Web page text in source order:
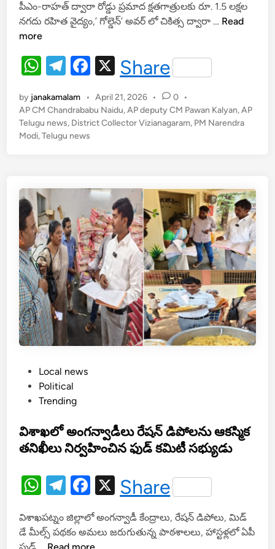
at
s
A
p
p
e
gr
a
m
c
e
b
o
o
k
పీఎం-రాహత్ ద్వారా రోడ్డు ప్రమాద క్షతగాత్రులకు రూ. 1.5 లక్షల
నగదు రహిత వైద్యం,’ గోల్డెన్’ అవర్ లో చికిత్స ద్వారా … రో
త
గా
.
ఎం
-
రా
హ
త్
ప
ధ
కం
రూ
.
ల
న
త
వై
Read
more
W
at
s
A
p
T
e
gr
a
F
c
e
o
k
X
Share
by janakamalam • April 21, 2026 • 0 •
AP CM Chandrababu Naidu,AP deputy CM Pawan Kalyan,AP
Telugu news, District Collector Vizianagaram, PM Narendra
Modi,Telugu news
e
d
n
Local news
Political
Trending
విశాఖలో అంగన్వాడీలు రేషన్ డిపోలను ఆకస్మిక
తనిఖీలు నిర్వహించిన ఫుడ్ కమిటీ సభ్యుడు
W
at
s
T
e
gr
F
c
e
X
Share
విశాఖపట్నం జిల్లాలో అంగన్వాడీ కేంద్రాలు, రేషన్ డిపోలు, మిడ్
డే మీల్స్ పథకం అమలు జరుగుతున్న పాఠశాలలు, హాస్టళ్లలో ఏపీ
వి